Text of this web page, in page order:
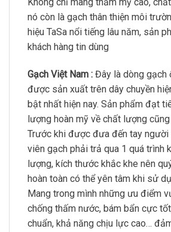
nó còn là gạch thân thiện môi
hiệu TaSa nổi tiếng lâu năm, sản
khách hàng tin dùng
Gạch Việt Nam : Đây là dòng gạch
được sản xuất trên dây chuyền
bật nhất hiện nay. Sản phẩm đạt
lượng hoàn mỹ về chất lượng
Trước khi được đưa đến tay người
viên gạch phải trả qua 1 quá trình
lượng, kích thước khắc khe nên
hoàn toàn có thể yên tâm khi sử
Mang trong mình những ưu điểm
chống thấm nước, bám bẩn cực
chuẩn, khả năng chịu lực cao…